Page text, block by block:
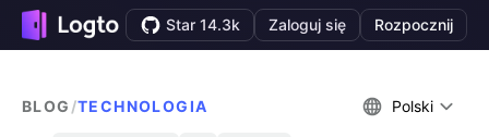
Star 14.3k Zaloguj się Rozpocznij
BLOG /TECHNOLOGIA Polski